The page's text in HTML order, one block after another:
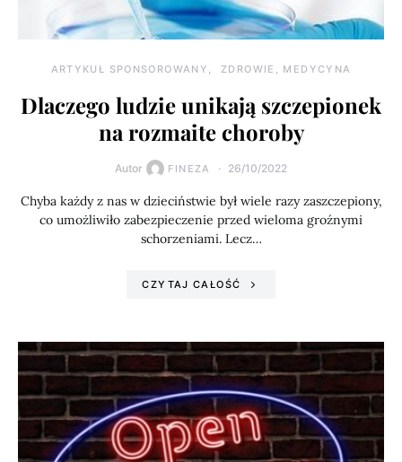
ARTYKUŁ SPONSOROWANY ZDROWIE, MEDYCYNA
Dlaczego ludzie unikają szczepionek
na rozmaite choroby
Autor FINEZA 26/10/2022
Chyba każdy z nas w dzieciństwie był wiele razy zaszczepiony,
co umożliwiło zabezpieczenie przed wieloma groźnymi
schorzeniami. Lecz…
CZYTAJ CAŁOŚĆ